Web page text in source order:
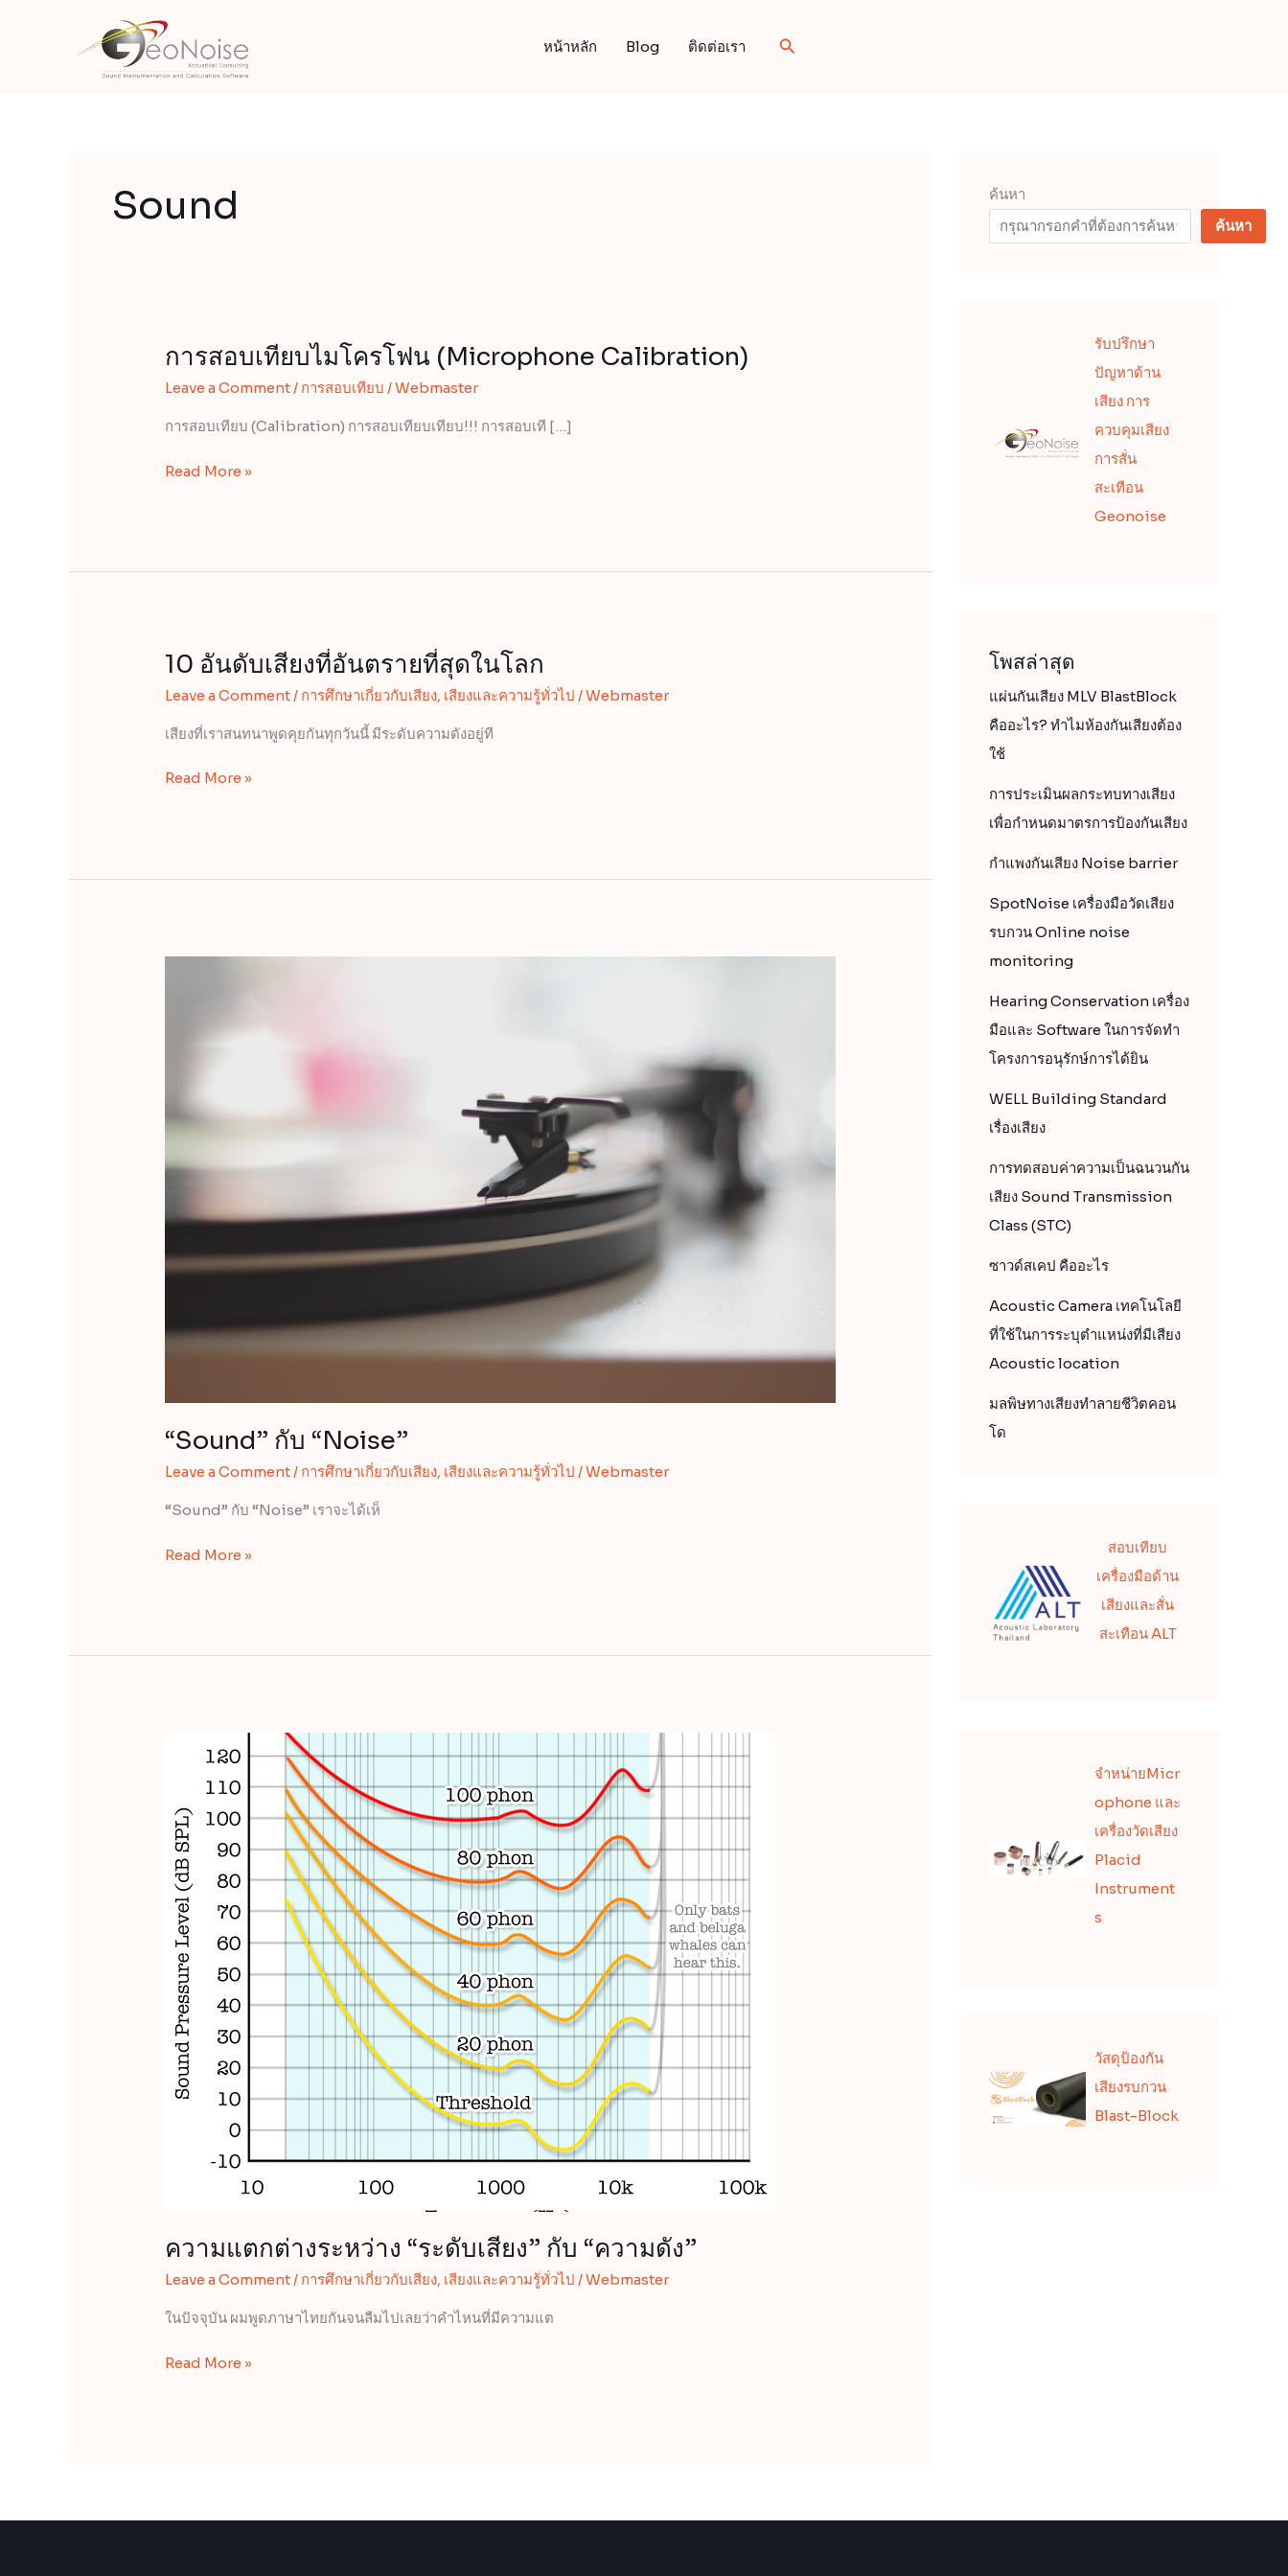
หน้าหลัก Blog ติดต่อเรา Search
Sound
การสอบเทียบไมโครโฟน (Microphone Calibration)
Leave a Comment/ การสอบเทียบ /Webmaster
การสอบเทียบ (Calibration) การสอบเทียบเทียบ!!! การสอบเที […]
การ
เทียบ
ไมโครโฟน
Calibration)
Read More »
10 อันดับเสียงที่อันตรายที่สุดในโลก
Leave a Comment/ การศึกษาเกี่ยวกับเสียง, เสียงและความรู้ทั่วไป /Webmaster
เสียงที่เราสนทนาพูดคุยกันทุกวันนี้ มีระดับความดังอยู่ที
10
เสียง
ที่
ที่สุด
Read More »
“Sound” กับ “Noise”
Leave a Comment/ การศึกษาเกี่ยวกับเสียง, เสียงและความรู้ทั่วไป /Webmaster
“Sound” กับ “Noise” เราจะได้เห็
Read More »
ความแตกต่างระหว่าง “ระดับเสียง” กับ “ความดัง”
Leave a Comment/ การศึกษาเกี่ยวกับเสียง, เสียงและความรู้ทั่วไป /Webmaster
ในปัจจุบัน ผมพูดภาษาไทยกันจนลืมไปเลยว่าคำไหนที่มีความแต
ระหว่าง
“ระดับ
เสียง”
กับ
“ความ
ดัง”
Read More »
ค้นหา
ค้นหา
รับปรึกษา
ปัญหาด้าน
เสียง การ
ควบคุมเสียง
การสั่น
สะเทือน
Geonoise
โพสล่าสุด
แผ่นกันเสียง MLV BlastBlock
คืออะไร? ทำไมห้องกันเสียงต้อง
ใช้
การประเมินผลกระทบทางเสียง
เพื่อกำหนดมาตรการป้องกันเสียง
กำแพงกันเสียง Noise barrier
SpotNoise เครื่องมือวัดเสียง
รบกวน Online noise
monitoring
Hearing Conservation เครื่อง
มือและ Software ในการจัดทำ
โครงการอนุรักษ์การได้ยิน
WELL Building Standard
เรื่องเสียง
การทดสอบค่าความเป็นฉนวนกัน
เสียง Sound Transmission
Class (STC)
ซาวด์สเคป คืออะไร
Acoustic Camera เทคโนโลยี
ที่ใช้ในการระบุตำแหน่งที่มีเสียง
Acoustic location
มลพิษทางเสียงทำลายชีวิตคอน
โด
สอบเทียบ
เครื่องมือด้าน
เสียงและสั่น
สะเทือน ALT
จำหน่ายMicr
ophone และ
เครื่องวัดเสียง
Placid
Instrument
s
วัสดุป้องกัน
เสียงรบกวน
Blast-Block